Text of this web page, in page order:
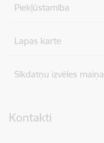
Piekļūstamība
Lapas karte
Sīkdatņu izvēles maiņa
Kontakti